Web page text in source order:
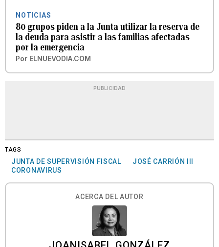
NOTICIAS
80 grupos piden a la Junta utilizar la reserva de
la deuda para asistir a las familias afectadas
por la emergencia
Por ELNUEVODIA.COM
PUBLICIDAD
TAGS
JUNTA DE SUPERVISIÓN FISCAL
JOSÉ CARRIÓN III
CORONAVIRUS
ACERCA DEL AUTOR